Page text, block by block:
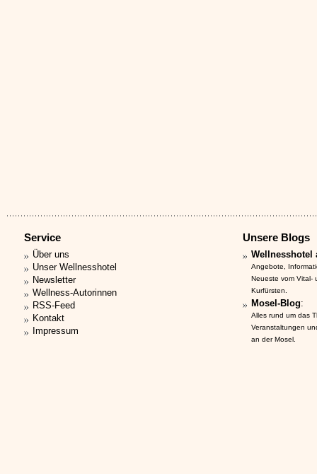
Service
Über uns
Unser Wellnesshotel
Newsletter
Wellness-Autorinnen
RSS-Feed
Kontakt
Impressum
Unsere Blogs
Wellnesshotel
Angebote,
Neueste vom Vital-
Kurfürsten.
Mosel-Blog:
Alles rund um das
Veranstaltungen
an der Mosel.